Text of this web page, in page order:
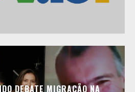
DEBATE MIGRAÇÃO NA